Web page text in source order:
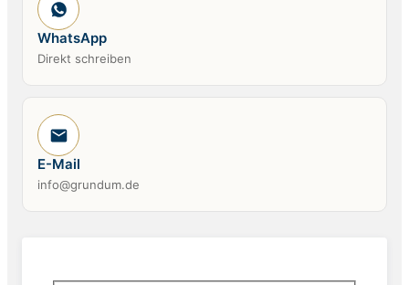
WhatsApp
Direkt schreiben
E-Mail
info@grundum.de